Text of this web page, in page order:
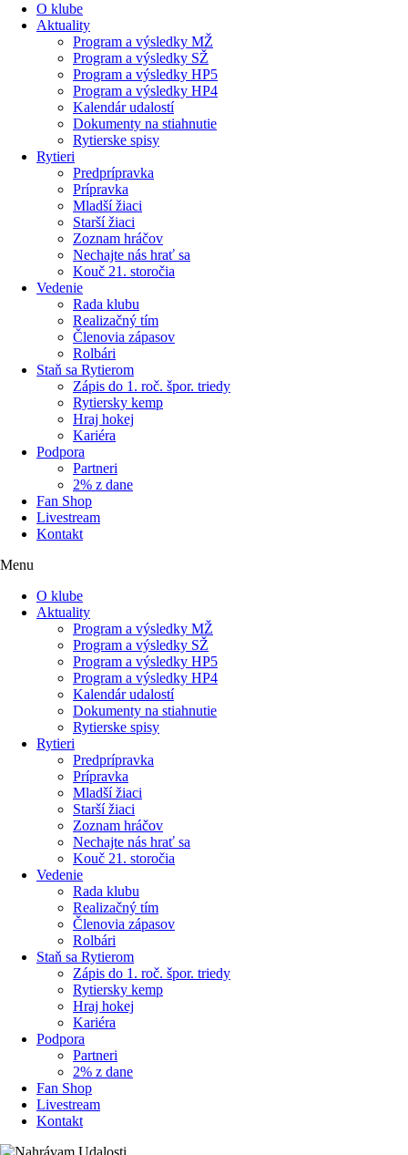
O klube
Aktuality
Program a výsledky MŽ
Program a výsledky SŽ
Program a výsledky HP5
Program a výsledky HP4
Kalendár udalostí
Dokumenty na stiahnutie
Rytierske spisy
Rytieri
Predprípravka
Prípravka
Mladší žiaci
Starší žiaci
Zoznam hráčov
Nechajte nás hrať sa
Kouč 21. storočia
Vedenie
Rada klubu
Realizačný tím
Členovia zápasov
Rolbári
Staň sa Rytierom
Zápis do 1. roč. špor. triedy
Rytiersky kemp
Hraj hokej
Kariéra
Podpora
Partneri
2% z dane
Fan Shop
Livestream
Kontakt
Menu
O klube
Aktuality
Program a výsledky MŽ
Program a výsledky SŽ
Program a výsledky HP5
Program a výsledky HP4
Kalendár udalostí
Dokumenty na stiahnutie
Rytierske spisy
Rytieri
Predprípravka
Prípravka
Mladší žiaci
Starší žiaci
Zoznam hráčov
Nechajte nás hrať sa
Kouč 21. storočia
Vedenie
Rada klubu
Realizačný tím
Členovia zápasov
Rolbári
Staň sa Rytierom
Zápis do 1. roč. špor. triedy
Rytiersky kemp
Hraj hokej
Kariéra
Podpora
Partneri
2% z dane
Fan Shop
Livestream
Kontakt